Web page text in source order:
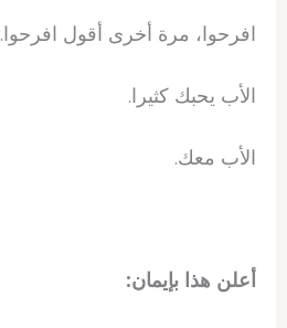
افرحوا، مرة أخرى أقول افرحوا.
الأب يحبك كثيرا.
الأب معك.
أعلن هذا بإيمان: